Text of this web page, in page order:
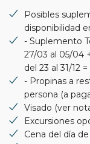
Posibles
disponibilidad
- Suplemento
27/03 al 05/04
del 23 al 31/12
- Propinas a
persona (a
Visado (ver
Excursiones
Cena del día